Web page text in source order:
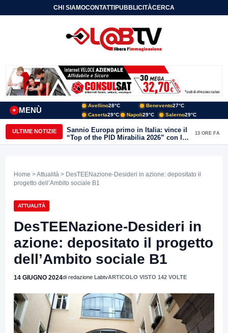
CHI SIAMOCONTATTIPUBBLICITÀCERCA
MENÙ
+
Avellino28°C Benevento27°C
Caserta29°C Napoli29°C Salerno29°C
ULTIME NOTIZIE
Sannio Europa primo in Italia: vince il
“Top of the PID Mirabilia 2026” con la
realtà virtuale nei musei del Sannio
13 ORE FA
Home >Attualità > DesTEENazione-Desideri in azione: depositato il
progetto dell’Ambito sociale B1
ATTUALITÀ
DesTEENazione-Desideri in
azione: depositato il progetto
dell’Ambito sociale B1
14 GIUGNO 2024di redazione LabtvARTICOLO VISTO 142 VOLTE